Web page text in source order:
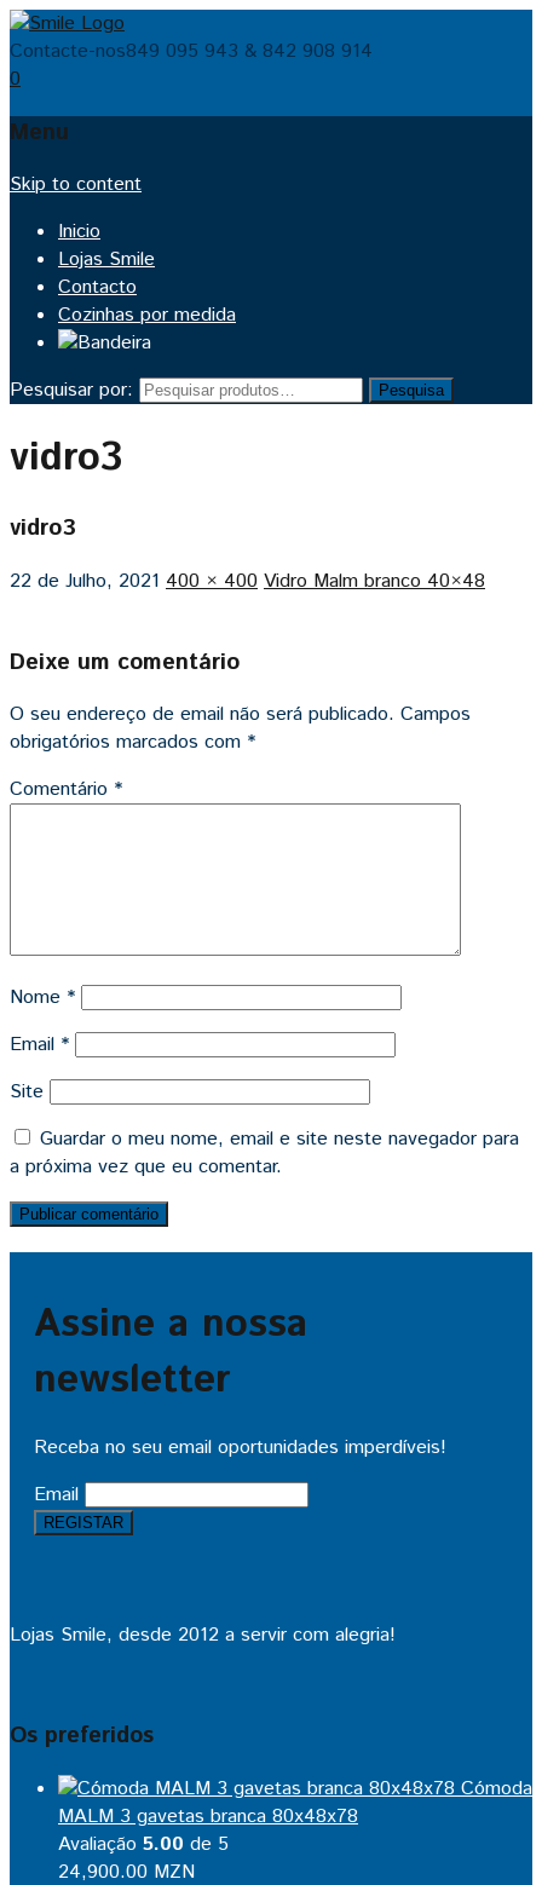
Contacte-nos849 095 943 & 842 908 914
0
Menu
Skip to content
Inicio
Lojas Smile
Contacto
Cozinhas por medida
Pesquisar por: Pesquisa
vidro3
vidro3
22 de Julho, 2021 400 × 400 Vidro Malm branco 40×48
Deixe um comentário
O seu endereço de email não será publicado. Campos
obrigatórios marcados com *
Comentário *
Nome *
Email *
Site
Guardar o meu nome, email e site neste navegador para
a próxima vez que eu comentar.
Assine a nossa
newsletter
Receba no seu email oportunidades imperdíveis!
Email
Lojas Smile, desde 2012 a servir com alegria!
Os preferidos
Cómoda
MALM 3 gavetas branca 80x48x78
Avaliação 5.00 de 5
24,900.00 MZN